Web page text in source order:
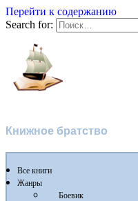
Перейти к содержанию
Search for:
Книжное братство
Все книги
Жанры
Боевик